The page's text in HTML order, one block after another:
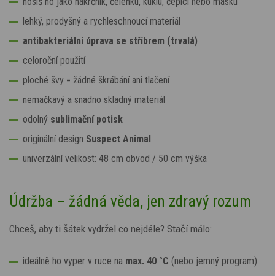
lehký, prodyšný a rychleschnoucí materiál
antibakteriální úprava se stříbrem (trvalá)
celoroční použití
ploché švy = žádné škrábání ani tlačení
nemačkavý a snadno skladný materiál
odolný sublimační potisk
originální design Suspect Animal
univerzální velikost: 48 cm obvod / 50 cm výška
Údržba – žádná věda, jen zdravý rozum
Chceš, aby ti šátek vydržel co nejdéle? Stačí málo:
ideálně ho vyper v ruce na max. 40 °C (nebo jemný program)